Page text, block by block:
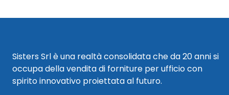
Sisters Srl è una realtà consolidata che da 20 anni si
occupa della vendita di forniture per ufficio con
spirito innovativo proiettata al futuro.